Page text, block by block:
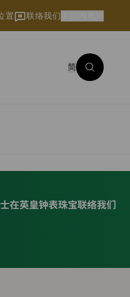
置 联络我们
简
在英皇钟表珠宝联络我们